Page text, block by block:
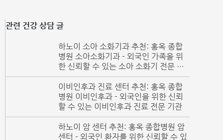
관련 건강 상담 글
하노이 소아 소화기과 추천: 홍옥 종합
병원 소아소화기과 - 외국인 가족을 위
한 신뢰할 수 있는 소아 소화기 전문 의
료기관
이비인후과 진료 센터 추천: 홍옥 종합
병원 이비인후과 - 외국인을 위한 신뢰
할 수 있는 이비인후과 진료 전문 기관
하노이 암 센터 추천: 홍옥 종합병원 암
센터 - 외국인 환자를 위한 신뢰할 수 있